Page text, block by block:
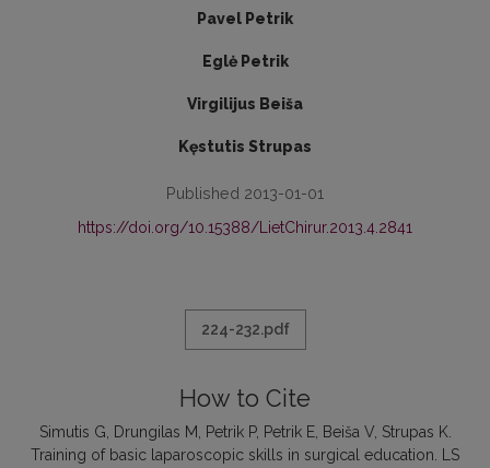
Pavel Petrik
Eglė Petrik
Virgilijus Beiša
Kęstutis Strupas
Published 2013-01-01
https://doi.org/10.15388/LietChirur.2013.4.2841
224-232.pdf
How to Cite
Simutis G, Drungilas M, Petrik P, Petrik E, Beiša V, Strupas K.
Training of basic laparoscopic skills in surgical education. LS